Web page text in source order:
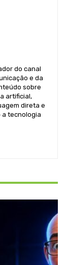
do canal
e da
sobre
artificial,
direta e
a tecnologia